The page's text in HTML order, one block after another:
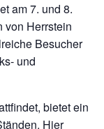
am 7. und 8.
von Herrstein
Besucher
und
bietet ein
Hier